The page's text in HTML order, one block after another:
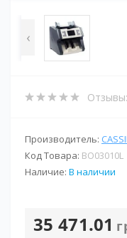
‹
Отзывы:
Производитель:
Код Товара: BО03010L
Наличие: В наличии
35 471.01